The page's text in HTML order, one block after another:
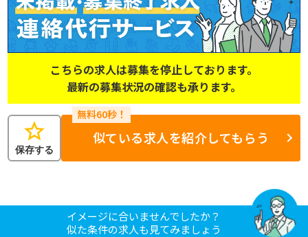
こちらの求人は募集を停止しております。
最新の募集状況の確認も承ります。
star
保存する
似ている求人を紹介してもらう
イメージに合いませんでしたか？
似た条件の求人も見てみましょう